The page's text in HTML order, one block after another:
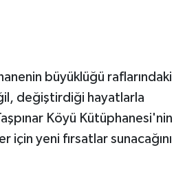
büyüklüğü raflarındaki
değiştirdiği hayatlarla
Köyü Kütüphanesi'nin
için yeni fırsatlar sunacağını